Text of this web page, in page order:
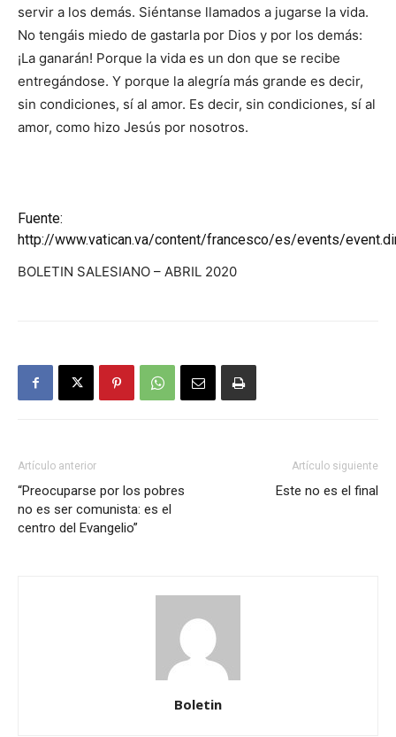
servir a los demás. Siéntanse llamados a jugarse la vida.
No tengáis miedo de gastarla por Dios y por los demás:
¡La ganarán! Porque la vida es un don que se recibe
entregándose. Y porque la alegría más grande es decir,
sin condiciones, sí al amor. Es decir, sin condiciones, sí al
amor, como hizo Jesús por nosotros.
Fuente:
http://www.vatican.va/content/francesco/es/events/
BOLETIN SALESIANO – ABRIL 2020
Artículo anterior
“Preocuparse por los pobres
no es ser comunista: es el
centro del Evangelio”
Artículo siguiente
Este no es el final
Boletin